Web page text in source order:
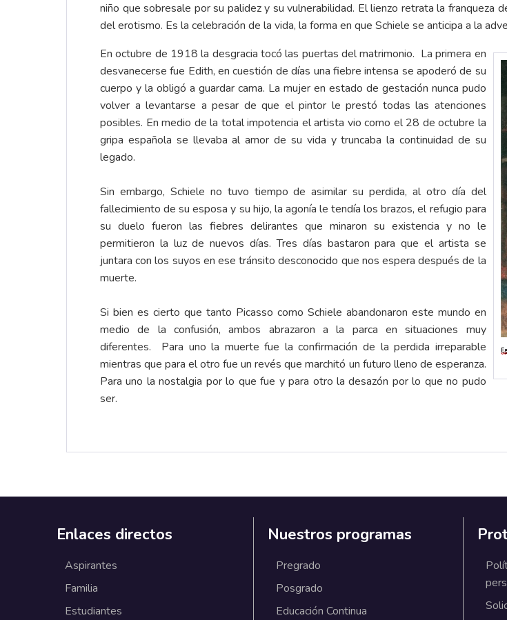
niño que sobresale por su palidez y su vulnerabilidad. El lienzo retrata la
del erotismo. Es la celebración de la vida, la forma en que Schiele se anticipa a la
En octubre de 1918 la desgracia tocó las puertas del matrimonio. La primera en
desvanecerse fue Edith, en cuestión de días una fiebre intensa se apoderó de su
cuerpo y la obligó a guardar cama. La mujer en estado de gestación nunca pudo
volver a levantarse a pesar de que el pintor le prestó todas las atenciones
posibles. En medio de la total impotencia el artista vio como el 28 de octubre la
gripa española se llevaba al amor de su vida y truncaba la continuidad de su
legado.
Sin embargo, Schiele no tuvo tiempo de asimilar su perdida, al otro día del
fallecimiento de su esposa y su hijo, la agonía le tendía los brazos, el refugio para
su duelo fueron las fiebres delirantes que minaron su existencia y no le
permitieron la luz de nuevos días. Tres días bastaron para que el artista se
juntara con los suyos en ese tránsito desconocido que nos espera después de la
muerte.
Si bien es cierto que tanto Picasso como Schiele abandonaron este mundo en
medio de la confusión, ambos abrazaron a la parca en situaciones muy
diferentes. Para uno la muerte fue la confirmación de la perdida irreparable
mientras que para el otro fue un revés que marchitó un futuro lleno de esperanza.
Para uno la nostalgia por lo que fue y para otro la desazón por lo que no pudo
ser.
Enlaces directos
Aspirantes
Familia
Estudiantes
Nuestros programas
Pregrado
Posgrado
Educación Continua